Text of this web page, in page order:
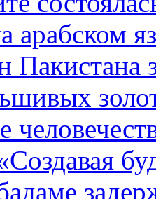
арабском
Пакистана